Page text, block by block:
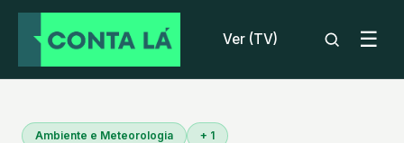
Ver (TV) ☰
Ambiente e Meteorologia + 1